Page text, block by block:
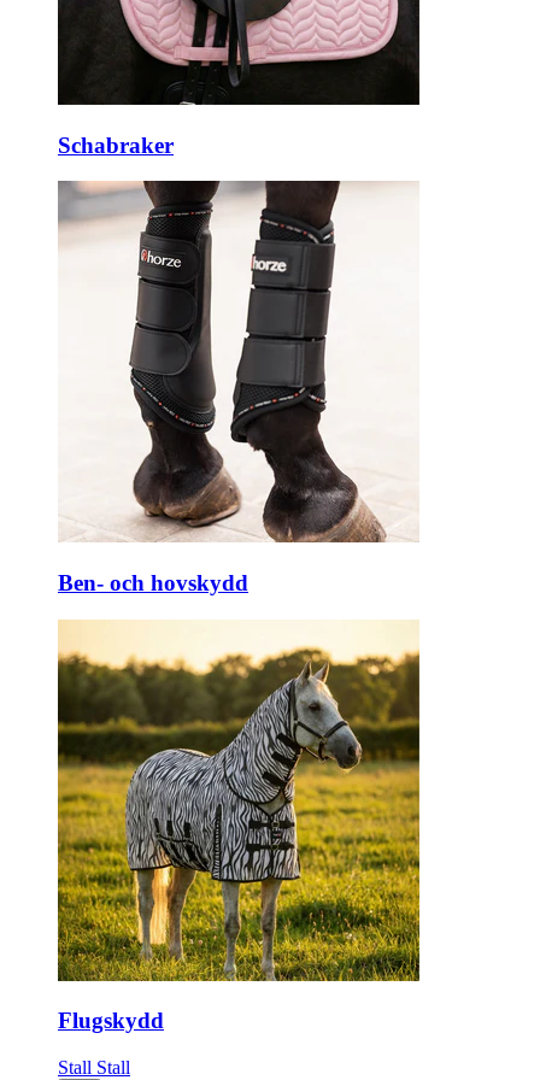
Schabraker
Ben- och hovskydd
Flugskydd
Stall Stall